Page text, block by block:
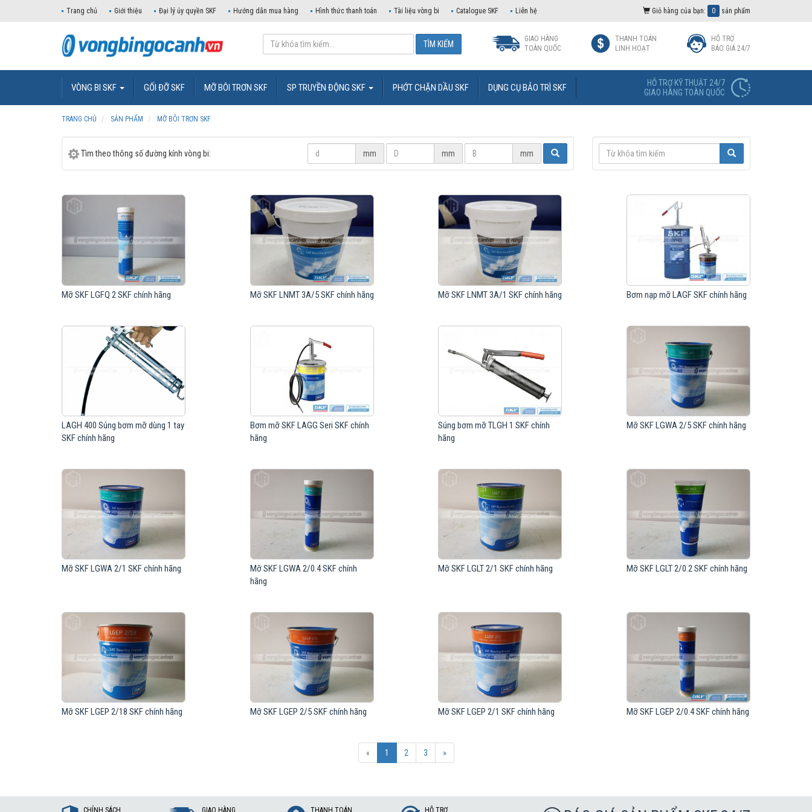
Trang chủ Giới thiệu Đại lý ủy quyền SKF Hướng dẫn mua hàng Hình thức thanh toán Tài liệu vòng bi Catalogue SKF Liên hệ Giỏ hàng của bạn: 0 sản phẩm
GIAO HÀNG
TOÀN QUỐC
THANH TOÁN
LINH HOẠT
HỖ TRỢ
BÁO GIÁ 24/7
VÒNG BI SKF GỐI ĐỠ SKF MỠ BÔI TRƠN SKF SP TRUYỀN ĐỘNG SKF PHỚT CHẶN DẦU SKF DỤNG CỤ BẢO TRÌ SKF
HỖ TRỢ KỸ THUẬT 24/7
GIAO HÀNG TOÀN QUỐC
TRANG CHỦ SẢN PHẨM MỠ BÔI TRƠN SKF
Tìm theo thông số đường kính vòng bi: mm mm mm
Mỡ SKF LGFQ 2 SKF chính hãng Mỡ SKF LNMT 3A/5 SKF chính hãng Mỡ SKF LNMT 3A/1 SKF chính hãng Bơm nạp mỡ LAGF SKF chính hãng
LAGH 400 Súng bơm mỡ dùng 1 tay
SKF chính hãng
Bơm mỡ SKF LAGG Seri SKF chính
hãng
Súng bơm mỡ TLGH 1 SKF chính
hãng
Mỡ SKF LGWA 2/5 SKF chính hãng
Mỡ SKF LGWA 2/1 SKF chính hãng
Mỡ SKF LGWA 2/0.4 SKF chính
hãng
Mỡ SKF LGLT 2/1 SKF chính hãng Mỡ SKF LGLT 2/0.2 SKF chính hãng
Mỡ SKF LGEP 2/18 SKF chính hãng Mỡ SKF LGEP 2/5 SKF chính hãng Mỡ SKF LGEP 2/1 SKF chính hãng Mỡ SKF LGEP 2/0.4 SKF chính hãng
« 1 2 3 »